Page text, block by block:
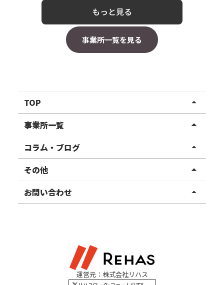
もっと見る
事業所一覧を見る
TOP arrow_drop_up
リハスワーク
リハスファーム
事業所一覧 arrow_drop_up
関東エリア
東北エリア
甲信越エリア
四国・九州エリア
コラム・ブログ arrow_drop_up
事業所ブログ
ご利用者様の声
その他 arrow_drop_up
お知らせ
お問い合わせ arrow_drop_up
運営元：株式会社リハス